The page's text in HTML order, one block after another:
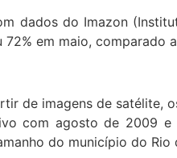
dados do Imazon
72% em maio, comparado
de imagens de satélite,
com agosto de 2009 e
do município do Rio